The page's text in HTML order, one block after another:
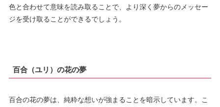
色と合わせて意味を読み取ることで、より深く夢からのメッセー
ジを受け取ることができるでしょう。
百合（ユリ）の花の夢
百合の花の夢は、純粋な想いが強まることを暗示しています。こ